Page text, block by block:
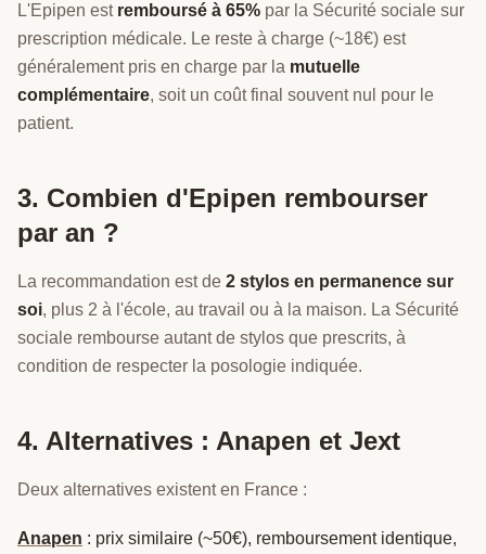
L'Epipen est remboursé à 65% par la Sécurité sociale sur
prescription médicale. Le reste à charge (~18€) est
généralement pris en charge par la mutuelle
complémentaire, soit un coût final souvent nul pour le
patient.
3. Combien d'Epipen rembourser
par an ?
La recommandation est de 2 stylos en permanence sur
soi, plus 2 à l'école, au travail ou à la maison. La Sécurité
sociale rembourse autant de stylos que prescrits, à
condition de respecter la posologie indiquée.
4. Alternatives : Anapen et Jext
Deux alternatives existent en France :
Anapen : prix similaire (~50€), remboursement identique,